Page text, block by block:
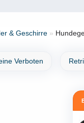
& Geschirre »
Verboten